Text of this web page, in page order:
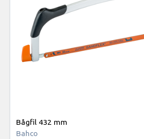
Bågfil 432 mm
Bahco